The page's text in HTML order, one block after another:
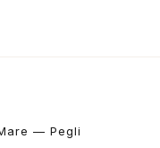
— Pegli